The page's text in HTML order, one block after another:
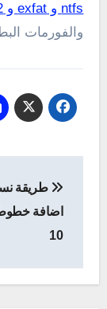
ntfs و exfat و FAT32
والفورمات
طريقة
اضافة
10